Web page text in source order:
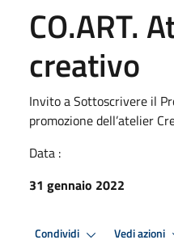
CO.ART.
creativo
Invito a Sottoscrivere il
promozione dell’atelier
Data :
31 gennaio 2022
Condividi Vedi azioni